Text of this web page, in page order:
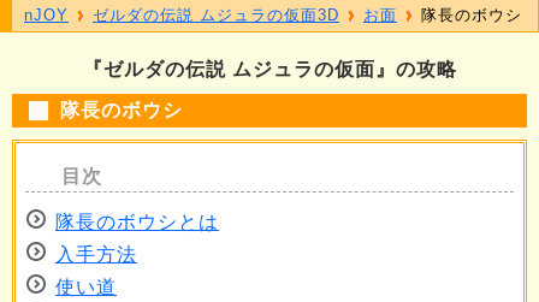
『ゼルダの伝説 ムジュラの仮面』の攻略
隊長のボウシ
隊長のボウシとは
入手方法
使い道
nJOY ゼルダの伝説 ムジュラの仮面3D お面 隊長のボウシ